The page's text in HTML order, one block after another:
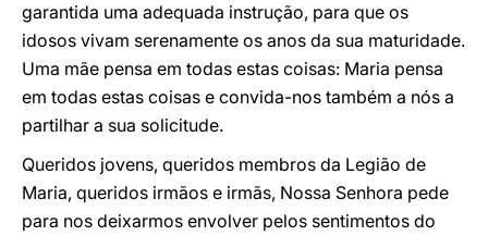
garantida uma adequada instrução, para que os
idosos vivam serenamente os anos da sua maturidade.
Uma mãe pensa em todas estas coisas: Maria pensa
em todas estas coisas e convida-nos também a nós a
partilhar a sua solicitude.
Queridos jovens, queridos membros da Legião de
Maria, queridos irmãos e irmãs, Nossa Senhora pede
para nos deixarmos envolver pelos sentimentos do